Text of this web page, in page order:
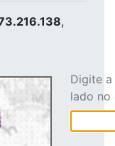
,
Digite
lado no